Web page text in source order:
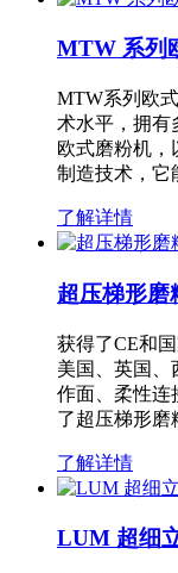
MTW 系列
MTW系列欧
术水平，拥有
欧式磨粉机，
制造技术，
了解详情
超压梯形磨
获得了CE和
美国、英国、
作面、柔性连
了超压梯形
了解详情
LUM 超细